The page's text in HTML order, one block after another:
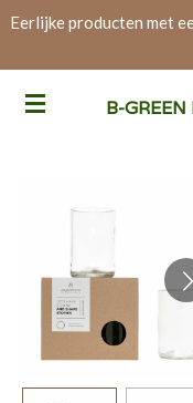
Ga
naar
de
B-
Eerlijke producten met